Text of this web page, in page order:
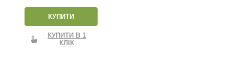
КУПИТИ
КУПИТИ В 1
КЛІК